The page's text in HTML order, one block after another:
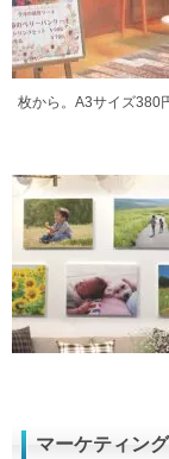
枚から。A3サイズ380
マーケティン